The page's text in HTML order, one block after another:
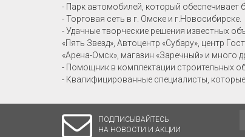
- Парк автомобилей, который обеспечивает
- Торговая сеть в г. Омске и г.Новосибирске.
- Удачные творческие решения известных
«Пять Звезд», Автоцентр «Субару», центр
«Арена-Омск», магазин «Заречный» и много
- Помощник в комплектации строительных
- Квалифицированные специалисты,
ПОДПИСЫВАЙТЕСЬ
НА НОВОСТИ И АКЦИИ